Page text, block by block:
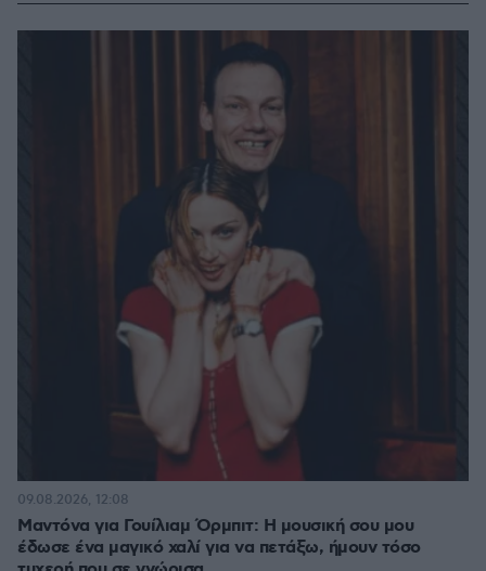
Μαντόνα για Γουίλιαμ Όρμπιτ: Η μουσική σου μου
έδωσε ένα μαγικό χαλί για να πετάξω, ήμουν τόσο
09.08.2026, 12:08